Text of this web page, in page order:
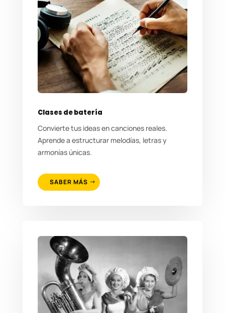
Clases de batería
Convierte tus ideas en canciones reales.
Aprende a estructurar melodías, letras y
armonías únicas.
SABER MÁS